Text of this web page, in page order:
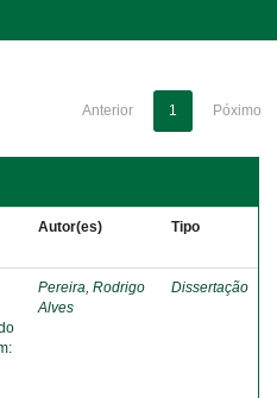
Anterior 1 Póximo
Autor(es) Tipo
Pereira, Rodrigo
Alves
Dissertação